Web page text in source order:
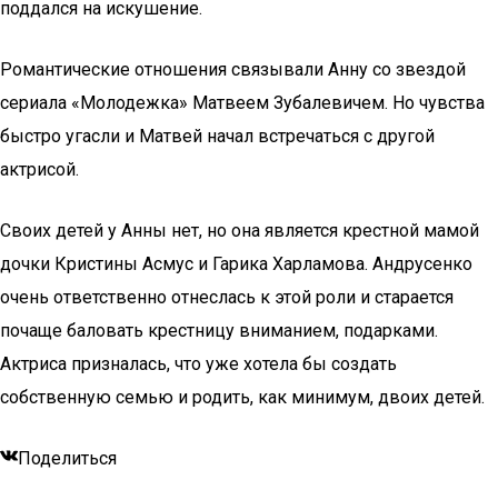
поддался на искушение.
Романтические отношения связывали Анну со звездой
сериала «Молодежка» Матвеем Зубалевичем. Но чувства
быстро угасли и Матвей начал встречаться с другой
актрисой.
Своих детей у Анны нет, но она является крестной мамой
дочки Кристины Асмус и Гарика Харламова. Андрусенко
очень ответственно отнеслась к этой роли и старается
почаще баловать крестницу вниманием, подарками.
Актриса призналась, что уже хотела бы создать
собственную семью и родить, как минимум, двоих детей.
Поделиться